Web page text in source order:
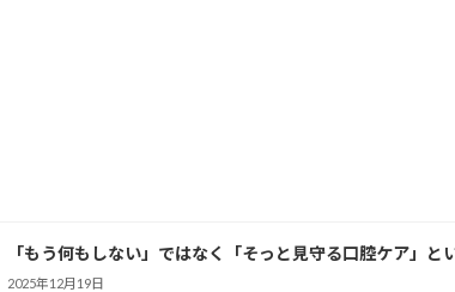
「もう何もしない」ではなく「そっと見守る口腔ケア」と
2025年12月19日